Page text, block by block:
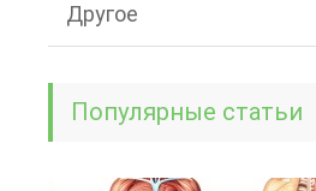
Другое
Популярные статьи